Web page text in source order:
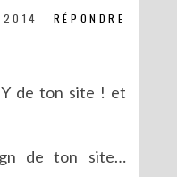
RÉPONDRE
2014
de ton site ! et
de ton site…